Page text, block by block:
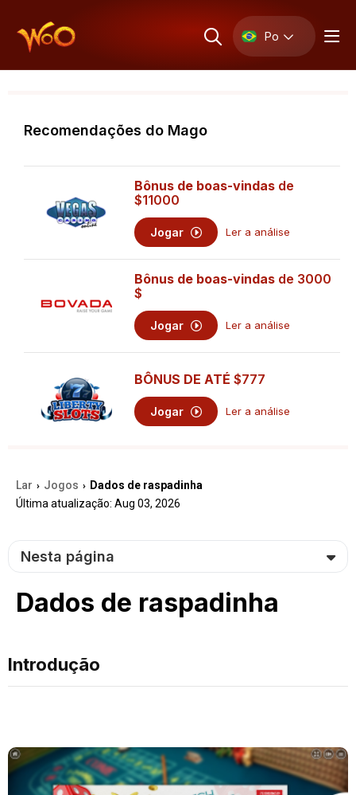
Po
Recomendações do Mago
Bônus de boas-vindas de
$11000
Jogar Ler a análise
Bônus de boas-vindas de 3000
$
Jogar Ler a análise
BÔNUS DE ATÉ$777
Jogar Ler a análise
Lar › Jogos › Dados de raspadinha
Última atualização: Aug 03, 2026
Nesta página
Dados de raspadinha
Introdução